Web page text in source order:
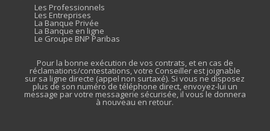
Les Professionnels
Les Entreprises
La Banque Privée
La Banque en ligne
Le Groupe BNP Paribas
Pour la bonne exécution de vos contrats, et en cas de
réclamations/contestations, votre Conseiller est joignable
sur sa ligne directe (appel non surtaxé). Si vous ne disposez
plus de son numéro de téléphone direct, envoyez-lui un
message par votre messagerie sécurisée, il vous le donnera
à nouveau en retour.